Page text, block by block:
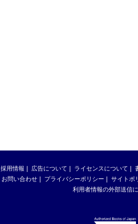
採用情報 広告について ライセンスについて
お問い合わせ プライバシーポリシー サイトポ
利用者情報の外部送信